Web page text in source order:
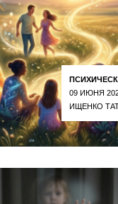
09 ИЮНЯ
ИЩЕНКО